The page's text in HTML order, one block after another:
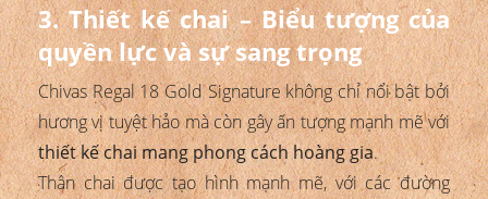
3. Thiết kế chai – Biểu tượng của
quyền lực và sự sang trọng
Chivas Regal 18 Gold Signature không chỉ nổi bật bởi
hương vị tuyệt hảo mà còn gây ấn tượng mạnh mẽ với
thiết kế chai mang phong cách hoàng gia.
Thân chai được tạo hình mạnh mẽ, với các đường